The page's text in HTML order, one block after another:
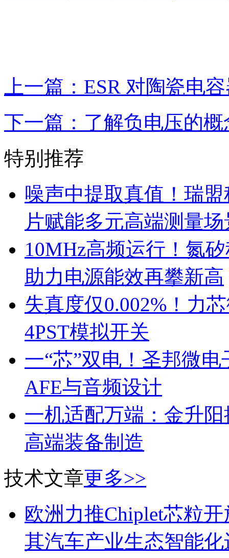
上一篇：ESR 对陶瓷电
下一篇：了解负电压的概
特别推荐
噪声中提取真值！瑞
片赋能多元高端测量场
10MHz高频运行！氮
助力电源能效再攀新高
失真度仅0.002%！力
4PST模拟开关
一“芯”双电！圣邦微
AFE与音频设计
一机适配万端：金升
高端装备制造
技术文章更多>>
欧洲力推Chiplet芯粒
其汽车产业生态智能化